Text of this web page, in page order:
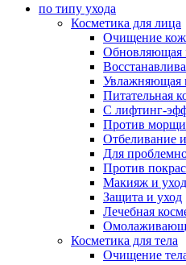
по типу ухода
Косметика для лица
Очищение
Обновляющая
Увлажняющая
Питательная
С лифтинг-
Против
Отбеливание
Для
Против
Макияж и уход
Защита и уход
Лечебная
Косметика для тела
Очищение